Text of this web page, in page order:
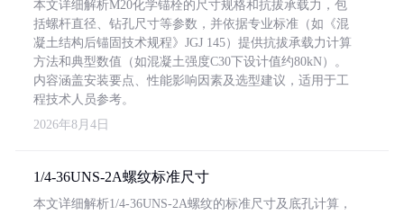
本文详细解析M20化学锚栓的尺寸规格和抗拔承载力，包
括螺杆直径、钻孔尺寸等参数，并依据专业标准（如《混
凝土结构后锚固技术规程》JGJ 145）提供抗拔承载力计算
方法和典型数值（如混凝土强度C30下设计值约80kN）。
内容涵盖安装要点、性能影响因素及选型建议，适用于工
程技术人员参考。
2026年8月4日
1/4-36UNS-2A螺纹标准尺寸
本文详细解析1/4-36UNS-2A螺纹的标准尺寸及底孔计算，